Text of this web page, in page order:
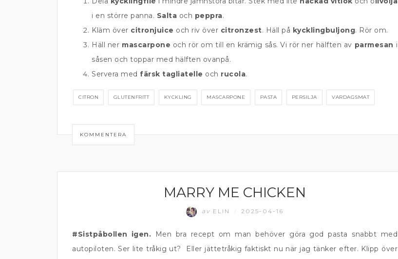
i en större panna. Salta och peppra.
Kläm över citronjuice och riv över citronzest. Häll på kycklingbuljong. Rör om.
Häll ner mascarpone och rör om till en krämig sås. Vi rör ner hälften av parmesan i
såsen och toppar med hälften ovanpå.
Servera med färsk tagliatelle och rucola.
CITRON GLUTENFRITT KYCKLING MASCARPONE PASTA PERSILJA VARDAGSMAT
KOMMENTERA
MARRY ME CHICKEN
av ELIN 2025-04-16
#Sistpåbollen igen. Men bra recept om man behöver göra god pasta snabbt med
autopiloten. Ser lite tråkig ut? Eller jättetråkig faktiskt nu när jag tänker efter. Klipp över